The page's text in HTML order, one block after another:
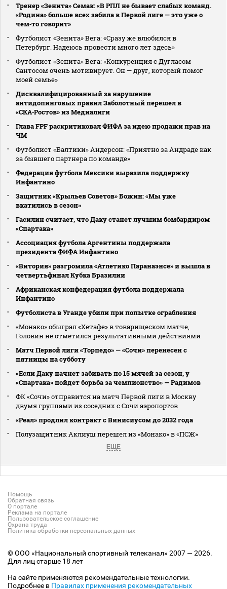
Тренер «Зенита» Семак: «В РПЛ не бывает слабых команд.
«Родина» больше всех забила в Первой лиге — это уже о
чем‑то говорит»
Футболист «Зенита» Вега: «Сразу же влюбился в
Петербург. Надеюсь провести много лет здесь»
Футболист «Зенита» Вега: «Конкуренция с Дугласом
Сантосом очень мотивирует. Он — друг, который помог
моей семье»
Дисквалифицированный за нарушение
антидопинговых правил Заболотный перешел в
«СКА‑Ростов» из Медиалиги
Глава FPF раскритиковал ФИФА за идею продажи прав на
ЧМ
Футболист «Балтики» Андерсон: «Приятно за Андраде как
за бывшего партнера по команде»
Федерация футбола Мексики выразила поддержку
Инфантино
Защитник «Крыльев Советов» Божин: «Мы уже
вкатились в сезон»
Гасилин считает, что Даку станет лучшим бомбардиром
«Спартака»
Ассоциация футбола Аргентины поддержала
президента ФИФА Инфантино
«Витория» разгромила «Атлетико Паранаэнсе» и вышла в
четвертьфинал Кубка Бразилии
Африканская конфедерация футбола поддержала
Инфантино
Футболиста в Уганде убили при попытке ограбления
«Монако» обыграл «Хетафе» в товарищеском матче,
Головин не отметился результативными действиями
Матч Первой лиги «Торпедо» — «Сочи» перенесен с
пятницы на субботу
«Если Даку начнет забивать по 15 мячей за сезон, у
«Спартака» пойдет борьба за чемпионство» — Радимов
ФК «Сочи» отправится на матч Первой лиги в Москву
двумя группами из соседних с Сочи аэропортов
«Реал» продлил контракт с Винисиусом до 2032 года
Полузащитник Аклиуш перешел из «Монако» в «ПСЖ»
ЕЩЕ
Помощь
Обратная связь
О портале
Реклама на портале
Пользовательское соглашение
Охрана труда
Политика обработки персональных данных
© ООО «Национальный спортивный телеканал» 2007 — 2026.
Для лиц старше 18 лет
На сайте применяются рекомендательные технологии.
Подробнее в Правилах применения рекомендательных